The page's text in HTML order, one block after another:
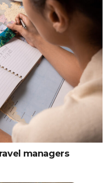
managers